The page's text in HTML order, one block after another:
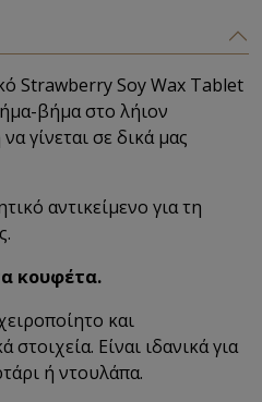
Strawberry Soy Wax Tablet
βήμα στο λήιον
γίνεται σε δικά μας
αντικείμενο για τη
κουφέτα.
και
Είναι ιδανικά για
ή ντουλάπα.